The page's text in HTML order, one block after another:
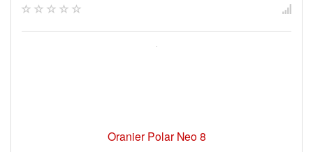
Oranier Polar Neo 8